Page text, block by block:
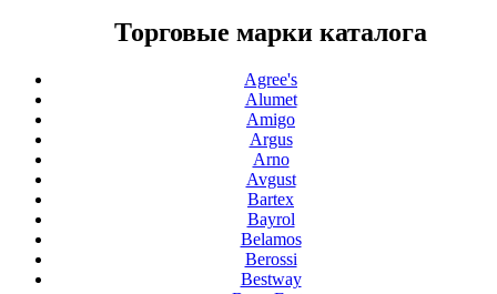
Торговые марки каталога
Agree's
Alumet
Amigo
Argus
Arno
Avgust
Bartex
Bayrol
Belamos
Berossi
Bestway